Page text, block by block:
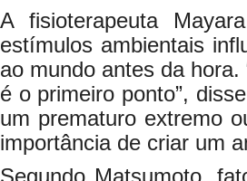
A fisioterapeuta
estímulos ambientais
ao mundo antes da
é o primeiro ponto”,
um prematuro extremo
importância de criar um